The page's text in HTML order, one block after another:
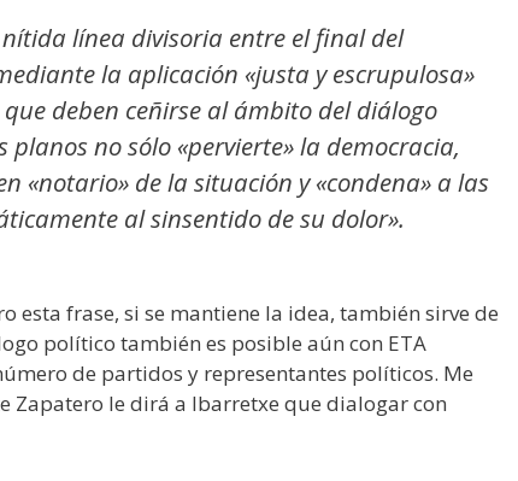
línea divisoria entre el final del
la aplicación «justa y escrupulosa»
deben ceñirse al ámbito del diálogo
no sólo «pervierte» la democracia,
«notario» de la situación y «condena» a las
al sinsentido de su dolor».
esta frase, si se mantiene la idea, también sirve de
político también es posible aún con ETA
de partidos y representantes políticos. Me
Zapatero le dirá a Ibarretxe que dialogar con